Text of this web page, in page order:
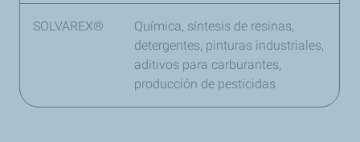
SOLVAREX®
Química, síntesis de resinas,
detergentes, pinturas industriales,
aditivos para carburantes,
producción de pesticidas